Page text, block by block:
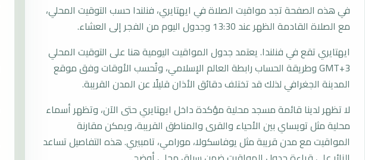
في هذه الصفحة تجد مواقيت الصلاة في ايهتايري، فنلندا حسب التوقيت المحلي،
مع الصلاة القادمة الظهر عند 13:30 وجدول اليوم من الفجر إلى العشاء.
ايهتايري تقع في فنلندا. يعتمد جدول المواقيت اليومية هنا على التوقيت المحلي
GMT+3 وطريقة الحساب رابطة العالم الإسلامي، وتُحسب الأوقات وفق موقع
المدينة الجغرافي لذلك قد تختلف دقائق الأذان قليلًا عن المدن القريبة.
لا تظهر لدينا قائمة مسجد محلية مؤكدة داخل ايهتايري حتى الآن، وتظهر أسماء
محلية مثل تويساي بين الأحياء والقرى والمناطق القريبة، ويمكن مقارنة
المواقيت مع مدن قريبة مثل يوفاسكولا، مورامي، تامبيري. هذه التفاصيل تساعد